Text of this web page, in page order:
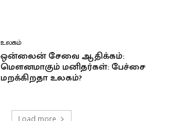
உலகம்
ஒன்லைன் சேவை ஆதிக்கம்:
மௌனமாகும் மனிதர்கள்: பேச்சை
மறக்கிறதா உலகம்?
Load more